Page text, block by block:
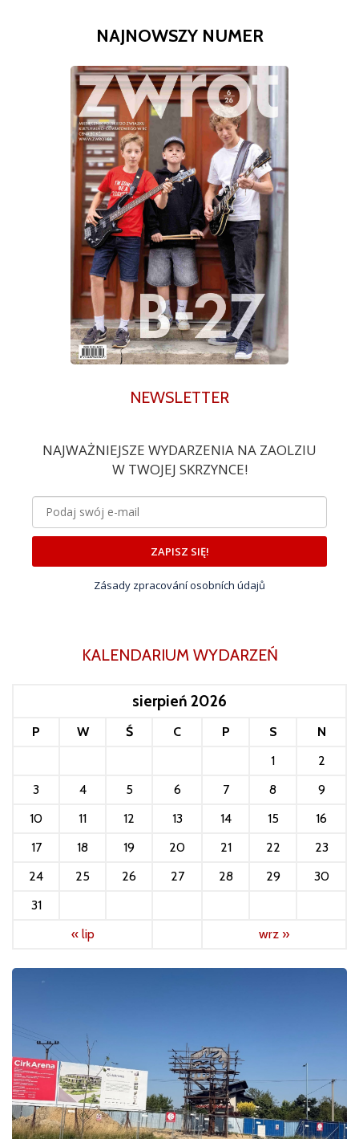
NAJNOWSZY NUMER
NEWSLETTER
NAJWAŻNIEJSZE WYDARZENIA NA ZAOLZIU
W TWOJEJ SKRZYNCE!
ZAPISZ SIĘ!
Zásady zpracování osobních údajů
KALENDARIUM WYDARZEŃ
sierpień 2026
P W Ś C P S
N
1
2
3
4 5 6 7 8
9
10
11 12 13 14 15
16
17
18 19 20 21 22
23
24
25 26 27 28 29
30
31
« lip
wrz »